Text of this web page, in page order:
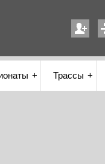
Трассы